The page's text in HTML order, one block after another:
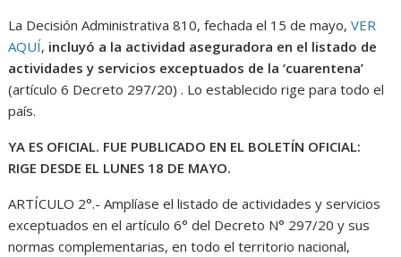
La Decisión Administrativa 810, fechada el 15 de mayo,VER
AQUÍ, incluyó a la actividad aseguradora en el listado de
actividades y servicios exceptuados de la ‘cuarentena’
(artículo 6 Decreto 297/20) . Lo establecido rige para todo el
país.
YA ES OFICIAL. FUE PUBLICADO EN EL BOLETÍN OFICIAL:
RIGE DESDE EL LUNES 18 DE MAYO.
ARTÍCULO 2°.- Amplíase el listado de actividades y servicios
exceptuados en el artículo 6° del Decreto N° 297/20 y sus
normas complementarias, en todo el territorio nacional,